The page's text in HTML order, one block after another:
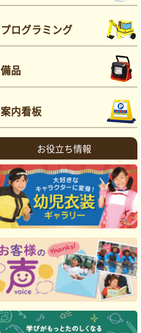
プログラミング
備品
案内看板
お役立ち情報